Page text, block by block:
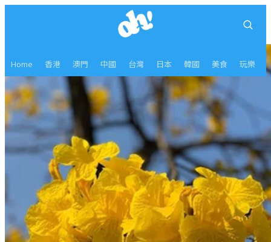
Home 香港 澳門 中國 台灣 日本 韓國 美食 玩樂